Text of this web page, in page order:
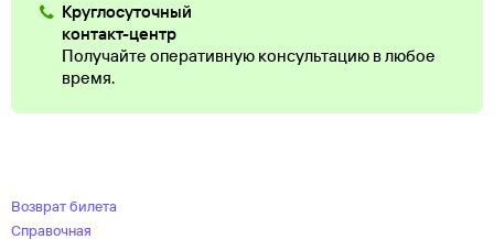
Круглосуточный
контакт-центр
Получайте оперативную консультацию в любое
время.
Возврат билета
Справочная